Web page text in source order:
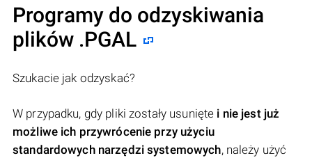
Programy do odzyskiwania
plików .PGAL
Szukacie jak odzyskać?
W przypadku, gdy pliki zostały usunięte i nie jest już
możliwe ich przywrócenie przy użyciu
standardowych narzędzi systemowych, należy użyć